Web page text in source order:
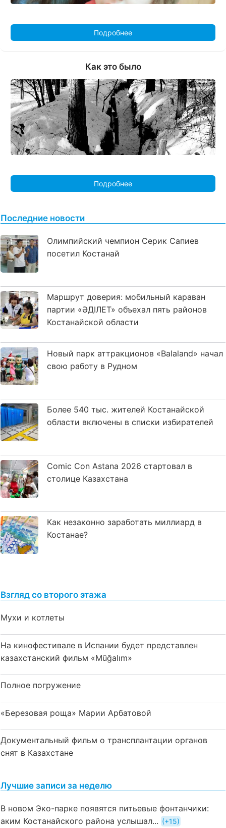
Подробнее
Как это было
Подробнее
Последние новости
Олимпийский чемпион Серик Сапиев
посетил Костанай
Маршрут доверия: мобильный караван
партии «ӘДІЛЕТ» объехал пять районов
Костанайской области
Новый парк аттракционов «Balaland» начал
свою работу в Рудном
Более 540 тыс. жителей Костанайской
области включены в списки избирателей
Comic Con Astana 2026 стартовал в
столице Казахстана
Как незаконно заработать миллиард в
Костанае?
Взгляд со второго этажа
Мухи и котлеты
На кинофестивале в Испании будет представлен
казахстанский фильм «Mūğalım»
Полное погружение
«Березовая роща» Марии Арбатовой
Документальный фильм о трансплантации органов
снят в Казахстане
Лучшие записи за неделю
В новом Эко-парке появятся питьевые фонтанчики:
аким Костанайского района услышал...
+15